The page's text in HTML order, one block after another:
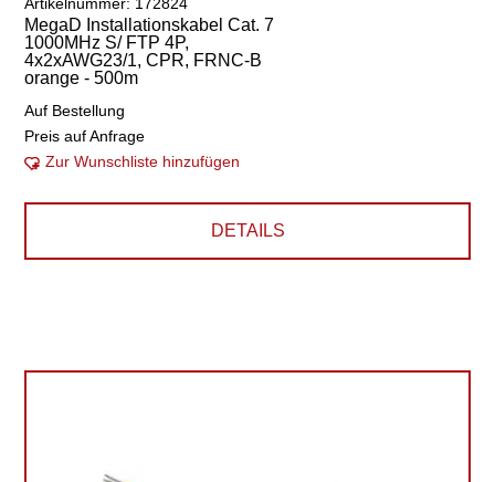
MegaD Installationskabel Cat. 7
1000MHz S/ FTP 4P,
4x2xAWG23/1, CPR, FRNC-B
orange - 500m
Auf Bestellung
Preis auf Anfrage
Zur Wunschliste hinzufügen
DETAILS